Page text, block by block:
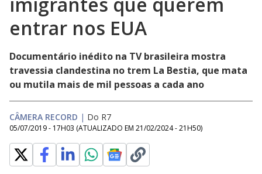
entrar nos EUA
Documentário inédito na TV brasileira mostra
travessia clandestina no trem La Bestia, que mata
ou mutila mais de mil pessoas a cada ano
CÂMERA RECORD | Do R7
05/07/2019 - 17H03 (ATUALIZADO EM 21/02/2024 - 21H50)